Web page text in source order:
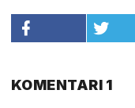
KOMENTARI 1